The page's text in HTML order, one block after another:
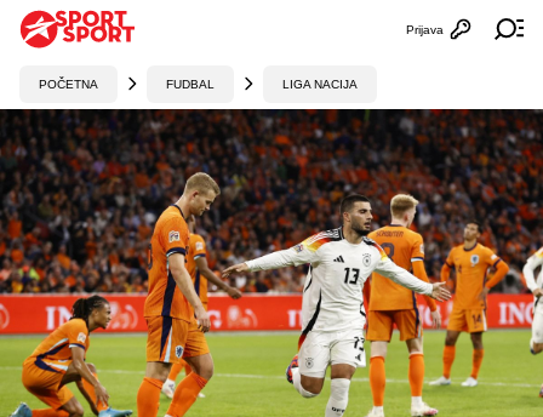
Otvori
Prijava
POČETNA FUDBAL LIGA NACIJA